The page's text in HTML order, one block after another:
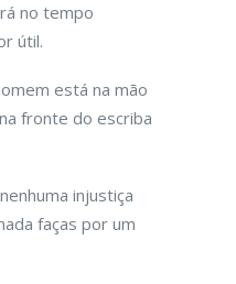
no tempo
útil.
está na mão
fronte do escriba
injustiça
faças por um